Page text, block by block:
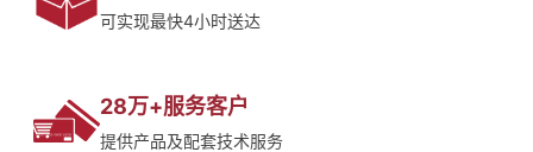
可实现最快4小时送达
28万+服务客户
提供产品及配套技术服务